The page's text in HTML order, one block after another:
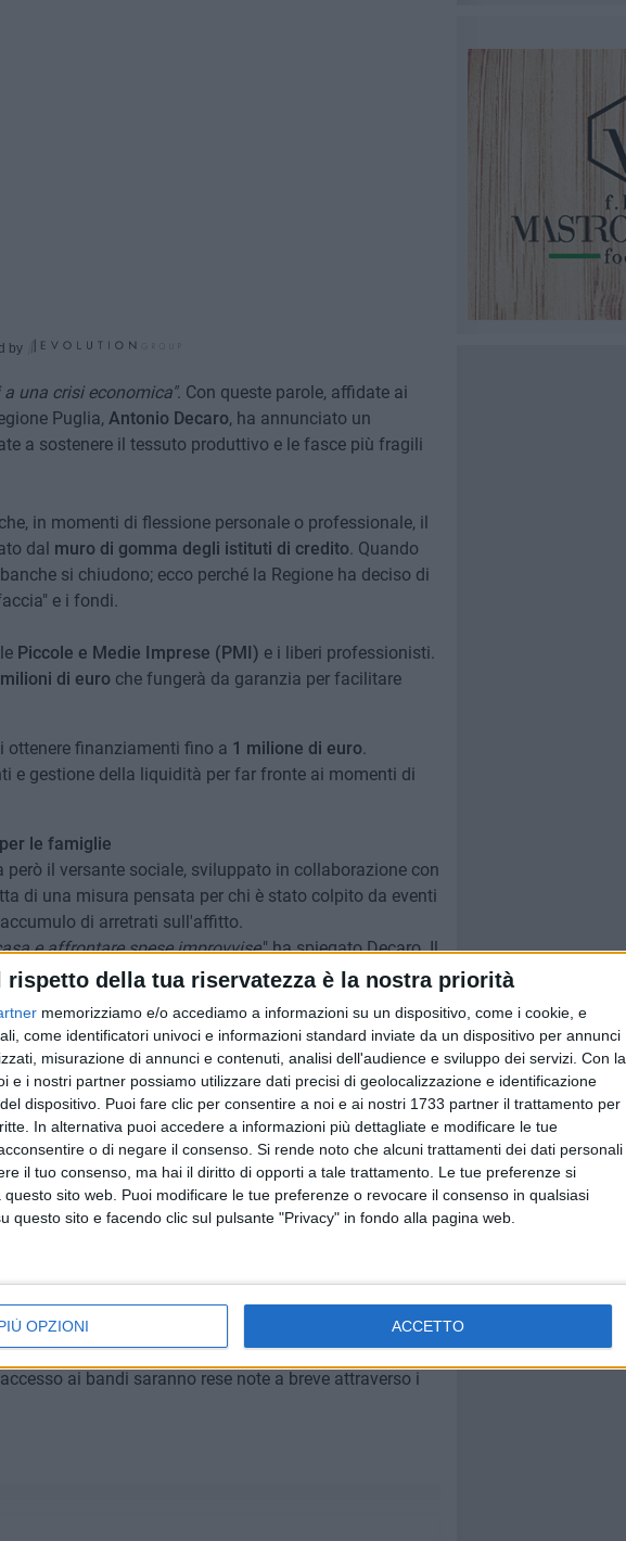
rispetto della tua riservatezza è la nostra priorità
memorizziamo e/o accediamo a informazioni su un dispositivo, come i cookie, e
come identificatori univoci e informazioni standard inviate da un dispositivo per annunci
misurazione di annunci e contenuti, analisi dell'audience e sviluppo dei servizi. Con la
e i nostri partner possiamo utilizzare dati precisi di geolocalizzazione e identificazione
dispositivo. Puoi fare clic per consentire a noi e ai nostri 1733 partner il trattamento per
In alternativa puoi accedere a informazioni più dettagliate e modificare le tue
o di negare il consenso. Si rende noto che alcuni trattamenti dei dati personali
il tuo consenso, ma hai il diritto di opporti a tale trattamento. Le tue preferenze si
sito web. Puoi modificare le tue preferenze o revocare il consenso in qualsiasi
questo sito e facendo clic sul pulsante "Privacy" in fondo alla pagina web.
OPZIONI ACCETTO
by
una crisi economica". Con queste parole, affidate ai
Puglia, Antonio Decaro, ha annunciato un
a sostenere il tessuto produttivo e le fasce più fragili
in momenti di flessione personale o professionale, il
dal muro di gomma degli istituti di credito. Quando
si chiudono; ecco perché la Regione ha deciso di
e i fondi.
Piccole e Medie Imprese (PMI) e i liberi professionisti.
di euroche fungerà da garanzia per facilitare
ottenere finanziamenti fino a 1 milione di euro.
e gestione della liquidità per far fronte ai momenti di
le famiglie
il versante sociale, sviluppato in collaborazione con
di una misura pensata per chi è stato colpito da eventi
di arretrati sull'affitto.
e affrontare spese improvvise," ha spiegato Decaro. Il
con caratteristiche uniche:
o commissione bancaria.
di euro darà la precedenza ai cittadini con redditi
euro di ISEE
non è solo assistenzialista, ma si basa sul concetto
A volte basta un aiuto per rialzarsi e tornare più forti
il paradosso del credito, offrendo una rete di
una necessità vitale, viene considerato "non bancabile"
ai bandi saranno rese note a breve attraverso i